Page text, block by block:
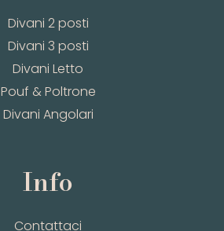
Divani 2 posti
Divani 3 posti
Divani Letto
Pouf & Poltrone
Divani Angolari
Info
Contattaci